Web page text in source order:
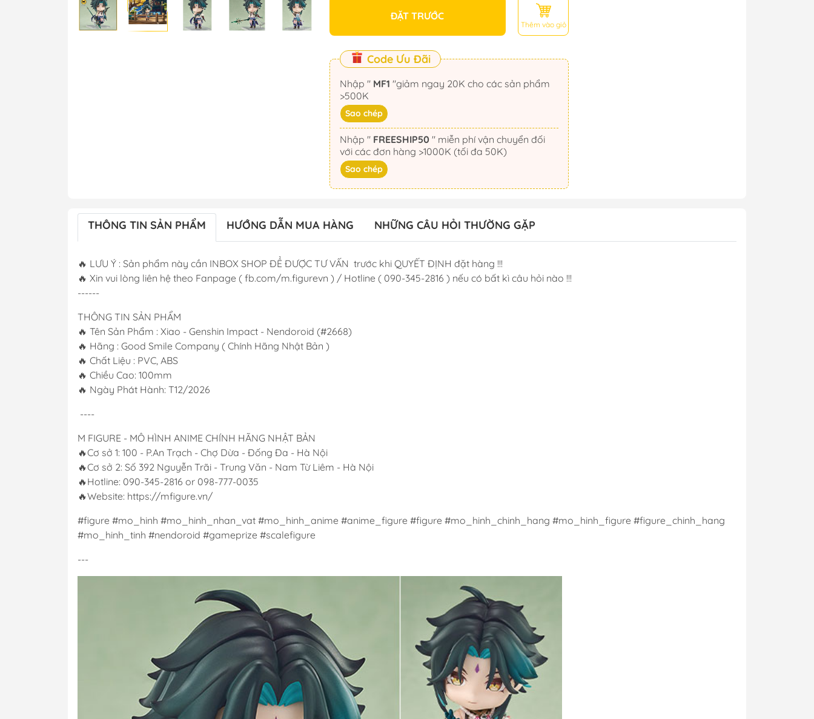
ĐẶT TRƯỚC
Thêm vào giỏ
Code Ưu Đãi
Nhập " MF1
>500K
Sao chép
Nhập " FREESHIP50" miễn phí vận chuyển đối
với các đơn hàng >1000K (tối đa 50K)
Sao chép
THÔNG TIN SẢN PHẨM HƯỚNG DẪN MUA HÀNG NHỮNG CÂU HỎI THƯỜNG GẶP
🔥 LƯU Ý : Sản phẩm này cần INBOX SHOP ĐỂ ĐƯỢC TƯ VẤN trước khi QUYẾT ĐỊNH đặt hàng !!!
🔥 Xin vui lòng liên hệ theo Fanpage ( fb.com/m.figurevn ) / Hotline ( 090-345-2816 ) nếu có bất kì câu hỏi nào !!!
------
THÔNG TIN SẢN PHẨM
🔥 Tên Sản Phẩm : Xiao - Genshin Impact - Nendoroid (#2668)
🔥 Hãng : Good Smile Company ( Chính Hãng Nhật Bản )
🔥 Chất Liệu : PVC, ABS
🔥 Chiều Cao: 100mm
🔥 Ngày Phát Hành: T12/2026
----
M FIGURE - MÔ HÌNH ANIME CHÍNH HÃNG NHẬT BẢN
🔥Cơ sở 1: 100 - P.An Trạch - Chợ Dừa - Đống Đa - Hà Nội
🔥Cơ sở 2: Số 392 Nguyễn Trãi - Trung Văn - Nam Từ Liêm - Hà Nội
🔥Hotline: 090-345-2816 or 098-777-0035
🔥Website: https://mfigure.vn/
#figure #mo_hinh #mo_hinh_nhan_vat #mo_hinh_anime #anime_figure #figure #mo_hinh_chinh_hang #mo_hinh_figure #figure_chinh_hang
#mo_hinh_tinh #nendoroid #gameprize #scalefigure
---